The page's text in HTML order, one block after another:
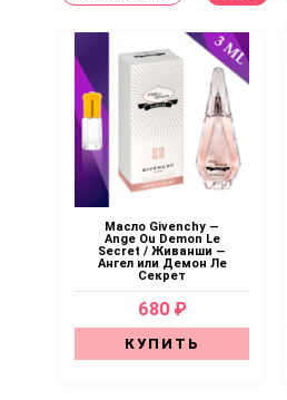
Масло Givenchy —
Ange Ou Demon Le
Secret / Живанши —
Ангел или Демон Ле
Секрет
680 ₽
КУПИТЬ